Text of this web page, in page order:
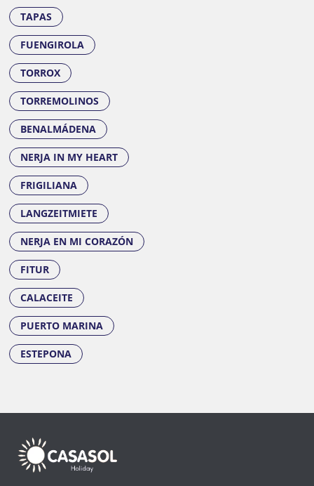
TAPAS
FUENGIROLA
TORROX
TORREMOLINOS
BENALMÁDENA
NERJA IN MY HEART
FRIGILIANA
LANGZEITMIETE
NERJA EN MI CORAZÓN
FITUR
CALACEITE
PUERTO MARINA
ESTEPONA